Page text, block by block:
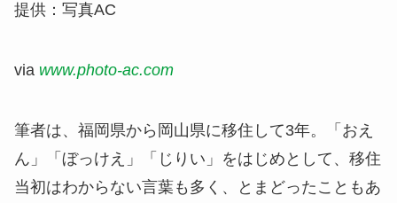
提供：写真AC
via www.photo-ac.com
筆者は、福岡県から岡山県に移住して3年。「おえ
ん」「ぼっけえ」「じりい」をはじめとして、移住
当初はわからない言葉も多く、とまどったこともあ